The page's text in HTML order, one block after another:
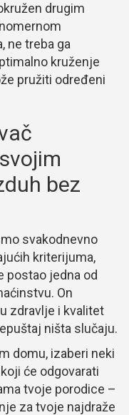
drugim
ne treba ga
kruženje
pružiti određeni
bez
svakodnevno
kriterijuma,
postao jedna od
On
zdravlje i kvalitet
ništa slučaju.
domu, izaberi neki
će odgovarati
tvoje porodice –
za tvoje najdraže